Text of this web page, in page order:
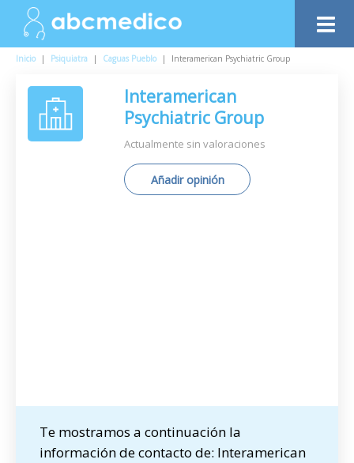
Inicio | Psiquiatra | Caguas Pueblo | Interamerican Psychiatric Group
Interamerican
Psychiatric Group
Actualmente sin valoraciones
Añadir opinión
Te mostramos a continuación la
información de contacto de: Interamerican